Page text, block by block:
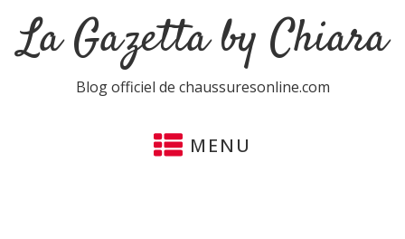
La Gazetta by Chiara
Blog officiel de chaussuresonline.com
MENU